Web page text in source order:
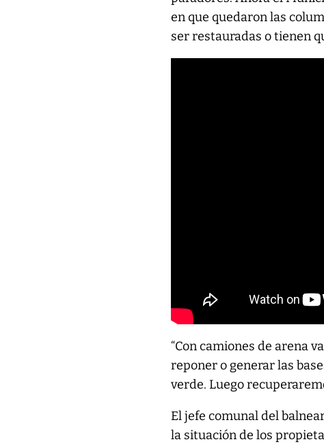
en que quedaron las
ser restauradas o tienen
“Con camiones de arena
reponer o generar las
verde. Luego
El jefe comunal del
la situación de los